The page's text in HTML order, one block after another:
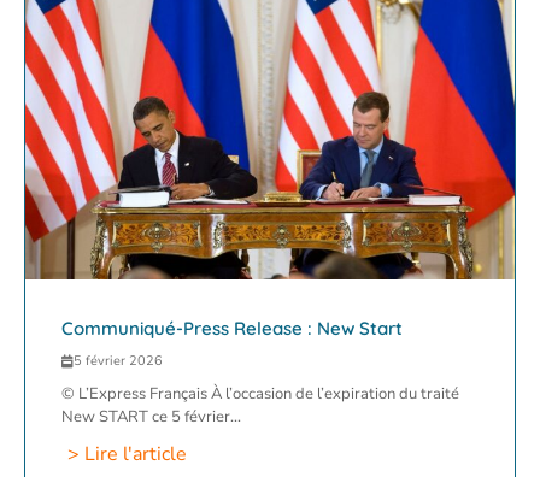
Communiqué-Press Release : New Start
5 février 2026
© L’Express Français À l’occasion de l’expiration du traité
New START ce 5 février...
> Lire l'article